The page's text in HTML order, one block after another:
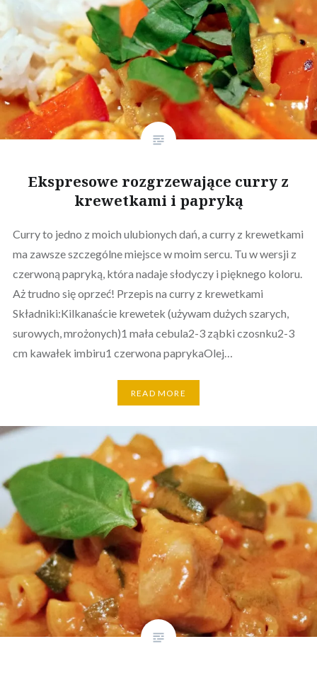
Ekspresowe rozgrzewające curry z
krewetkami i papryką
Curry to jedno z moich ulubionych dań, a curry z krewetkami
ma zawsze szczególne miejsce w moim sercu. Tu w wersji z
czerwoną papryką, która nadaje słodyczy i pięknego koloru.
Aż trudno się oprzeć! Przepis na curry z krewetkami
Składniki:Kilkanaście krewetek (używam dużych szarych,
surowych, mrożonych)1 mała cebula2-3 ząbki czosnku2-3
cm kawałek imbiru1 czerwona paprykaOlej…
READ MORE